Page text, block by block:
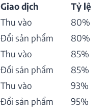
Giao dịch Tỷ lệ
Thu vào
80%
Đổi sản phẩm
80%
Thu vào
85%
Đổi sản phẩm
85%
Thu vào
93%
Đổi sản phẩm
95%